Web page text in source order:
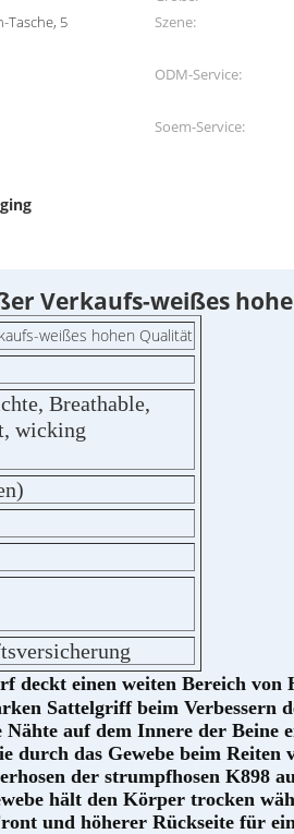
Tasche, 5
Szene:
ODM-Service:
Soem-Service:
Verkaufs-weißes
weißes hohen Qualität
Breathable,
wicking
einen weiten Bereich von
Sattelgriff beim Verbessern
auf dem Innere der Beine
durch das Gewebe beim Reiten
der strumpfhosen K898
hält den Körper trocken
und höherer Rückseite für